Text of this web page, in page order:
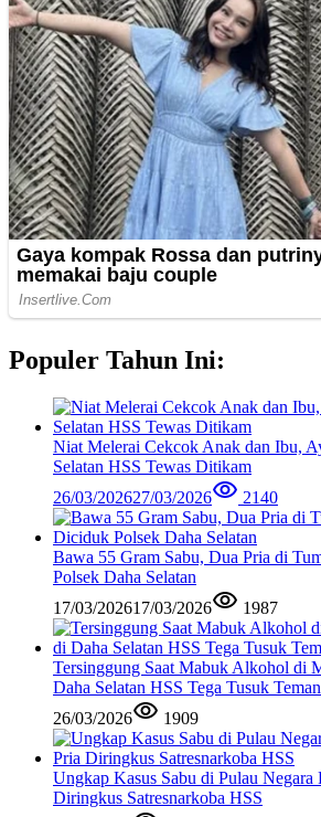
Populer Tahun Ini:
Niat Melerai Cekcok Anak dan Ibu,
Selatan HSS Tewas Ditikam
26/03/202627/03/2026 2140
Bawa 55 Gram Sabu, Dua Pria di
Polsek Daha Selatan
17/03/202617/03/2026 1987
Tersinggung Saat Mabuk Alkohol di
Daha Selatan HSS Tega Tusuk
26/03/2026
1909
Ungkap Kasus Sabu di Pulau Negara
Diringkus Satresnarkoba HSS